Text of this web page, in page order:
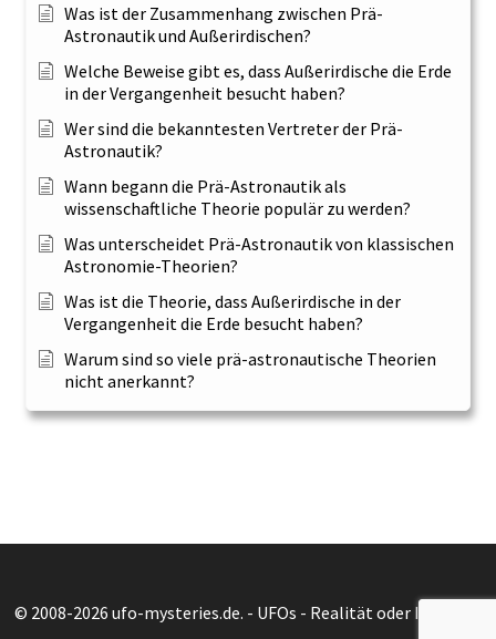
Was ist der Zusammenhang zwischen Prä-
Astronautik und Außerirdischen?
Welche Beweise gibt es, dass Außerirdische die Erde
in der Vergangenheit besucht haben?
Wer sind die bekanntesten Vertreter der Prä-
Astronautik?
Wann begann die Prä-Astronautik als
wissenschaftliche Theorie populär zu werden?
Was unterscheidet Prä-Astronautik von klassischen
Astronomie-Theorien?
Was ist die Theorie, dass Außerirdische in der
Vergangenheit die Erde besucht haben?
Warum sind so viele prä-astronautische Theorien
nicht anerkannt?
© 2008-2026 ufo-mysteries.de. - UFOs - Realität oder Illusion?